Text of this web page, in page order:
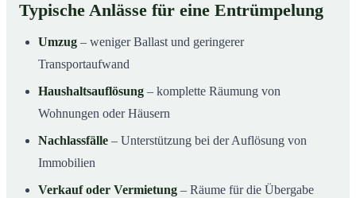
Typische Anlässe für eine Entrümpelung
Umzug – weniger Ballast und geringerer
Transportaufwand
Haushaltsauflösung – komplette Räumung von
Wohnungen oder Häusern
Nachlassfälle – Unterstützung bei der Auflösung von
Immobilien
Verkauf oder Vermietung – Räume für die Übergabe